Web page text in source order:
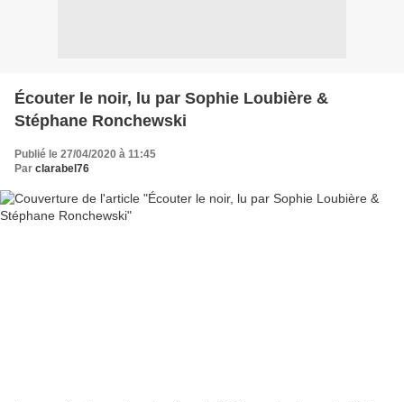
Écouter le noir, lu par Sophie Loubière &
Stéphane Ronchewski
Publié le 27/04/2020 à 11:45
Par clarabel76